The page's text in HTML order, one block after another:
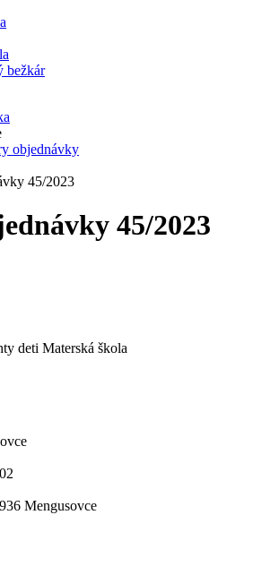
bežkár
objednávky
45/2023
45/2023
deti Materská škola
Mengusovce